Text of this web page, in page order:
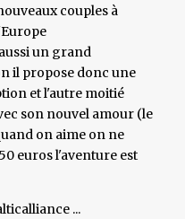
couples à
un grand
il propose donc une
et l'autre moitié
son nouvel amour (le
on aime on ne
euros l'aventure est
...